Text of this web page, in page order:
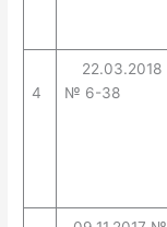
4
22.03.2018
№ 6-38